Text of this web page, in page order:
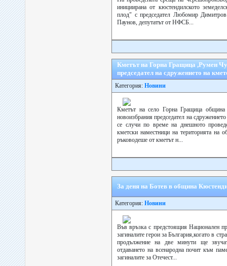
инициирана от кюстендилското
плод" с председател Любомир
Паунов, депутатът от НФСБ...
Кметът на Горна Гращица ,Румен
председател на сдружението на
Категория: Новини
Кметът на село Горна Гращица
новоизбрания председател на
се случи по време на днешното
кметски наместници на територията на
ръководеше от кметът н...
За деня на Ботев в община
Категория: Новини
Във връзка с предстоящия Национален
загиналите герои за България,когато в
продължение на две минути ще
отдаването на всенародна почит към
загиналите за Отечест...